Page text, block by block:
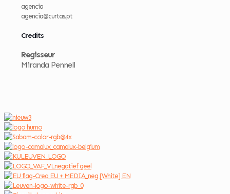
agencia
agencia@curtas.pt
Credits
Regisseur
Miranda Pennell